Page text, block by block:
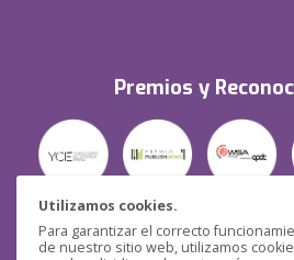
Utilizamos cookies.
Para garantizar el correcto
de nuestro sitio web, utilizamos
Premios y
Seguridad